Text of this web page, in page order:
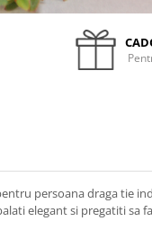
persoana draga tie
elegant si pregatiti sa